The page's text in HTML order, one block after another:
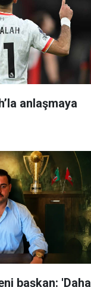
anlaşmaya
başkan: 'Daha